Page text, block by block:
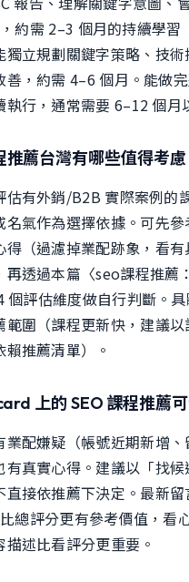
約需 2–3 個月的持續學習
獨立規劃關鍵字策略、技
善，約需 4–6 個月。能做
執行，通常需要 6–12 個月
推薦台灣有哪些值得考慮
估有外銷/B2B 實際案例的
名氣作為選擇依據。可先
得（過濾掉業配跡象，看
再透過本篇〈seo課程推薦
個評估維度做自行判斷。
範圍（課程更新快，建議
推薦清單）。
上的 SEO 課程推薦
業配嫌疑（帳號近期新增
有真實心得。建議以「找
直接依推薦下決定。最新
總評分更有參考價值，看
描述比看評分更重要。